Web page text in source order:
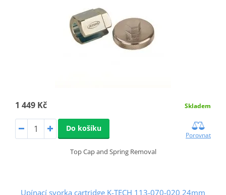
1 449 Kč Skladem
Do košíku
Porovnat
Top Cap and Spring Removal
Upínací svorka cartridge K-TECH 113-070-020 24mm